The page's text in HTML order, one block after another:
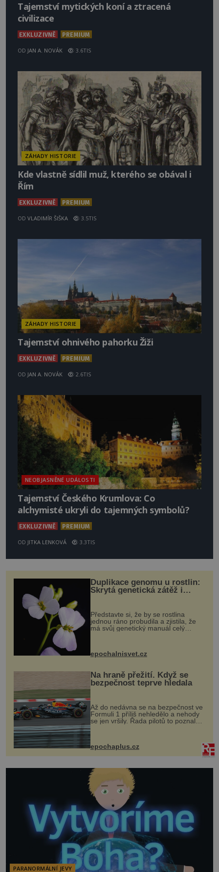
Tajemství mytických koní a ztracená
civilizace
EXKLUZIVNĚ PREMIUM
OD JAN A. NOVÁK 3.6TIS
ZÁHADY HISTORIE
Kde vlastně sídlil muž, kterého se obával i
Řím
EXKLUZIVNĚ PREMIUM
OD VLADIMÍR ŠIŠKA 3.5TIS
ZÁHADY HISTORIE
Tajemství ohnivého pahorku Žiži
EXKLUZIVNĚ PREMIUM
OD JAN A. NOVÁK 2.6TIS
NEOBJASNĚNÉ UDÁLOSTI
Tajemství Českého Krumlova: Co
alchymisté ukryli do tajemných symbolů?
EXKLUZIVNĚ PREMIUM
OD JITKA LENKOVÁ 3.3TIS
Duplikace genomu u rostlin:
Skrytá genetická zátěž i
Představte si, že by se rostlina
jednou ráno probudila a zjistila, že
má svůj genetický manuál celý
vstupenka...
epochalnisvet.cz
Na hraně přežití. Když se
bezpečnost teprve hledala
Až do nedávna se na bezpečnost ve
Formuli 1 příliš nehledělo a nehody
se jen vršily. Řada pilotů to poznala
na vlastní kůži, často s trvalými
následky nebo bohužel i ztrátou
života. Dnes nepochopiteln...
epochaplus.cz
PARANORMÁLNÍ JEVY